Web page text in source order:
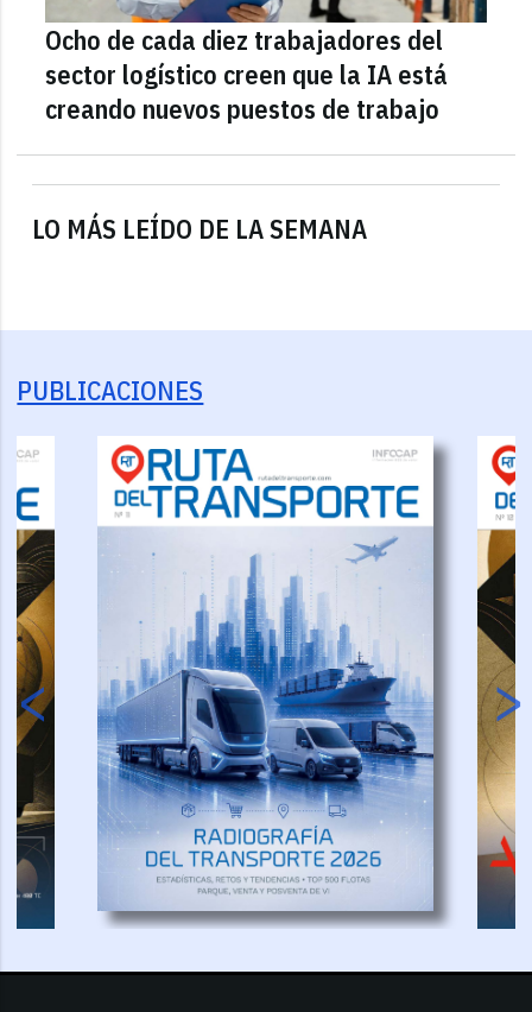
LO MÁS LEÍDO DE LA SEMANA
Ocho de cada diez trabajadores del
sector logístico creen que la IA está
creando nuevos puestos de trabajo
PUBLICACIONES